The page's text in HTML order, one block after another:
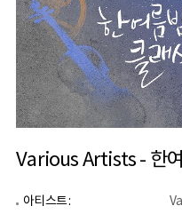
Various Artists - 한
아티스트 :